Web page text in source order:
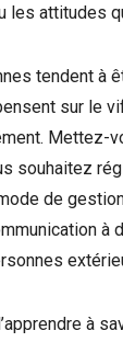
les attitudes
tendent à
sur le
Mettez-
souhaitez
de
à
à